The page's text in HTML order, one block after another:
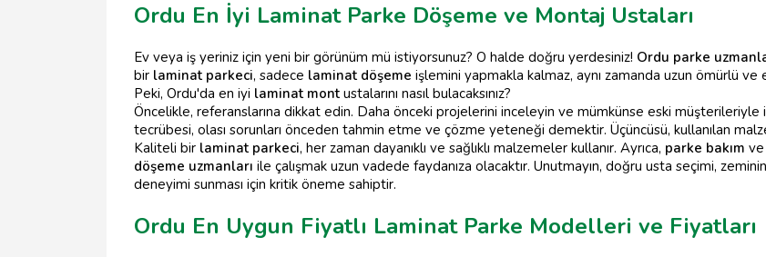
Ordu En İyi Laminat Parke Döşeme ve Montaj Ustaları
Ev veya iş yeriniz için yeni bir görünüm mü istiyorsunuz? O halde doğru yerdesiniz! Ordu parke
bir laminat parkeci, sadece laminat döşeme işlemini yapmakla kalmaz, aynı zamanda uzun ömürlü
Peki, Ordu'da en iyi laminat mont ustalarını nasıl bulacaksınız?
Öncelikle, referanslarına dikkat edin. Daha önceki projelerini inceleyin ve mümkünse eski müşterileriyle
tecrübesi, olası sorunları önceden tahmin etme ve çözme yeteneği demektir. Üçüncüsü, kullanılan
Kaliteli bir laminat parkeci, her zaman dayanıklı ve sağlıklı malzemeler kullanır. Ayrıca, parke bakım
döşeme uzmanları ile çalışmak uzun vadede faydanıza olacaktır. Unutmayın, doğru usta seçimi,
deneyimi sunması için kritik öneme sahiptir.
Ordu En Uygun Fiyatlı Laminat Parke Modelleri ve Fiyatları